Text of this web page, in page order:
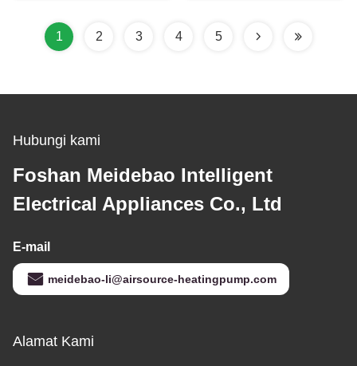
1 2 3 4 5
Hubungi kami
Foshan Meidebao Intelligent
Electrical Appliances Co., Ltd
E-mail
meidebao-li@airsource-heatingpump.com
Alamat Kami